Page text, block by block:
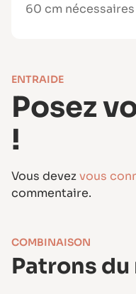
60 cm nécessaires
ENTRAIDE
Posez
!
Vous devezvous
commentaire.
COMBINAISON
Patrons